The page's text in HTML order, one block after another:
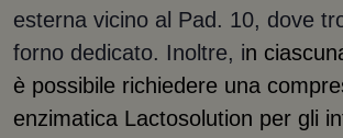
esterna vicino al Pad. 10, dove
forno dedicato. Inoltre, in
è possibile richiedere una
enzimatica Lactosolution per gli